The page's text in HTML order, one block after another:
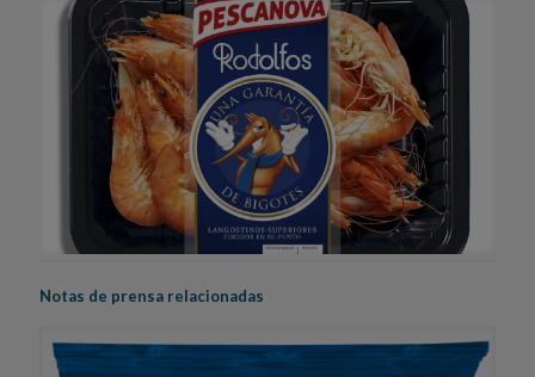
Notas de prensa relacionadas